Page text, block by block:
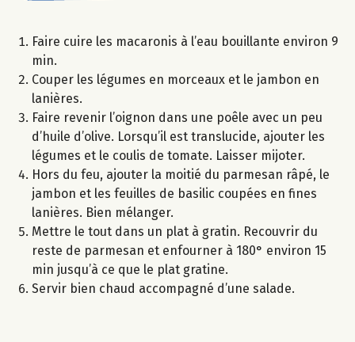
Faire cuire les macaronis à l’eau bouillante environ 9
min.
Couper les légumes en morceaux et le jambon en
lanières.
Faire revenir l’oignon dans une poêle avec un peu
d’huile d’olive. Lorsqu’il est translucide, ajouter les
légumes et le coulis de tomate. Laisser mijoter.
Hors du feu, ajouter la moitié du parmesan râpé, le
jambon et les feuilles de basilic coupées en fines
lanières. Bien mélanger.
Mettre le tout dans un plat à gratin. Recouvrir du
reste de parmesan et enfourner à 180° environ 15
min jusqu’à ce que le plat gratine.
Servir bien chaud accompagné d’une salade.